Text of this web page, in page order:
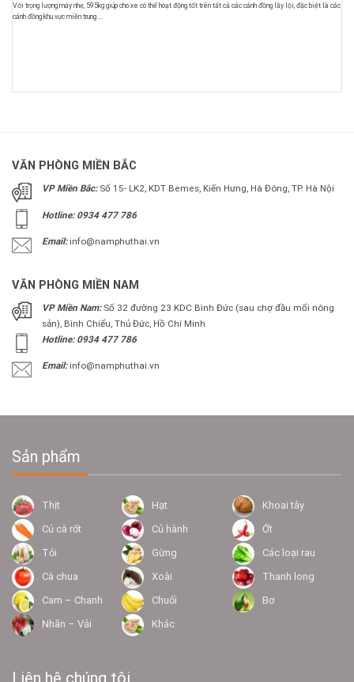
Với trọng lượng máy nhẹ, 595kg giúp cho xe có thể hoạt động tốt trên tất cả các cánh đồng lầy lội, đặc biệt là các
cánh đồng khu vực miền trung ...
VĂN PHÒNG MIỀN BẮC
VP Miền Bắc:Số 15- LK2, KDT Bemes, Kiến Hưng, Hà Đông, TP. Hà Nội
Hotline: 0934 477 786
Email: info@namphuthai.vn
VĂN PHÒNG MIỀN NAM
VP Miền Nam:Số 32 đường 23 KDC Bình Đức (sau chợ đầu mối nông
sản), Bình Chiểu, Thủ Đức, Hồ Chí Minh
Hotline: 0934 477 786
Email:info@namphuthai.vn
Sản phẩm
Thịt Hạt
Khoai tây
Củ cà rốt
Củ hành
Ớt
Tỏi
Gừng
Các loại rau
Cà chua
Xoài
Thanh long
Cam – Chanh
Chuối
Bơ
Nhãn – Vải
Khác
Liên hệ chúng tôi